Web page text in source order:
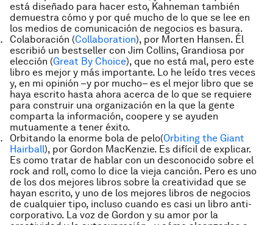
está diseñado para hacer esto, Kahneman también
demuestra cómo y por qué mucho de lo que se lee en
los medios de comunicación de negocios es basura.
Colaboración (Collaboration), por Morten Hansen. Él
escribió un bestseller con Jim Collins, Grandiosa por
elección (Great By Choice), que no está mal, pero este
libro es mejor y más importante. Lo he leído tres veces
y, en mi opinión –y por mucho– es el mejor libro que se
haya escrito hasta ahora acerca de lo que se requiere
para construir una organización en la que la gente
comparta la información, coopere y se ayuden
mutuamente a tener éxito.
Orbitando la enorme bola de pelo(Orbiting the Giant
Hairball), por Gordon MacKenzie. Es difícil de explicar.
Es como tratar de hablar con un desconocido sobre el
rock and roll, como lo dice la vieja canción. Pero es uno
de los dos mejores libros sobre la creatividad que se
hayan escrito, y uno de los mejores libros de negocios
de cualquier tipo, incluso cuando es casi un libro anti-
corporativo. La voz de Gordon y su amor por la